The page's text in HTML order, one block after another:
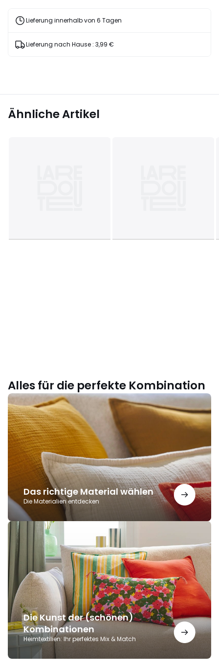
Lieferung innerhalb von 6 Tagen
Lieferung nach Hause : 3,99 €
Ähnliche Artikel
Alles für die perfekte Kombination
Das richtige Material wählen
Die Materialien entdecken
Das
richtige
Material
wählen
Die Kunst der (schönen)
Kombinationen
Heimtextilien: Ihr perfektes Mix & Match
Die
Kunst
der
(schönen)
Kombinationen